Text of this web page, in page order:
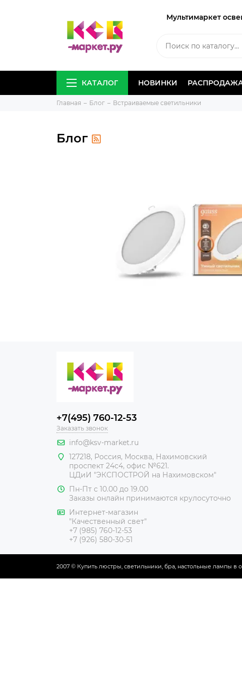
Мультимаркет
КАТАЛОГ НОВИНКИ
Главная Блог Встраиваемые светильники
Блог
+7(495) 760-12-53
Заказать звонок
info@ksv-market.ru
127218, Россия, Москва, Нахимовский
проспект 24с4, офис №621.
ЦДиИ "ЭКСПОСТРОЙ на Нахимовском"
Пн-Пт с 10.00 до 19.00
Заказы онлайн принимаются крулосуточно
Интернет-магазин
"Качественный свет"
+7 (985) 760-12-53
+7 (926) 580-30-51
2007 © Купить люстры, светильники, бра, настольные лампы